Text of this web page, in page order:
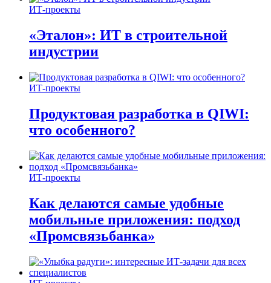
ИТ-проекты
«Эталон»: ИТ в строительной
индустрии
ИТ-проекты
Продуктовая разработка в QIWI:
что особенного?
ИТ-проекты
Как делаются самые удобные
мобильные приложения: подход
«Промсвязьбанка»